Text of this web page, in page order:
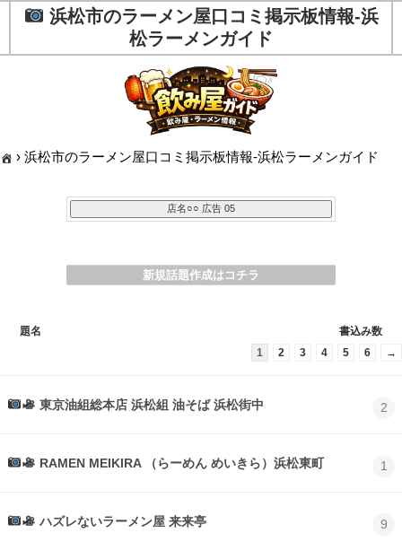
浜松市のラーメン屋口コミ掲示板情報-浜
松ラーメンガイド
› 浜松市のラーメン屋口コミ掲示板情報-浜松ラーメンガイド
新規話題作成はコチラ
題名
書込み数
1
2 3 4 5 6 →
東京油組総本店 浜松組 油そば 浜松街中 2
RAMEN MEIKIRA （らーめん めいきら）浜松東町 1
ハズレないラーメン屋 来来亭 9